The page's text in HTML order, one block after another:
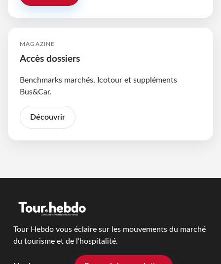
MAGAZINE
Accès dossiers
Benchmarks marchés, Icotour et suppléments
Bus&Car.
Découvrir
Tour Hebdo vous éclaire sur les mouvements du marché
du tourisme et de l'hospitalité.